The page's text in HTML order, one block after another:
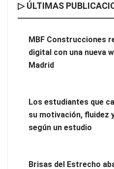
nueva web de reformas en
▷ ÚLTIMAS
MBF Construcciones
digital con una nueva
Madrid
Los estudiantes que
su motivación, fluidez
según un estudio
Brisas del Estrecho